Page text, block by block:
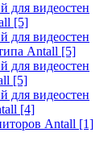
для видеостен
[5]
для видеостен
Antall [5]
для видеостен
[5]
для видеостен
[4]
Antall [1]